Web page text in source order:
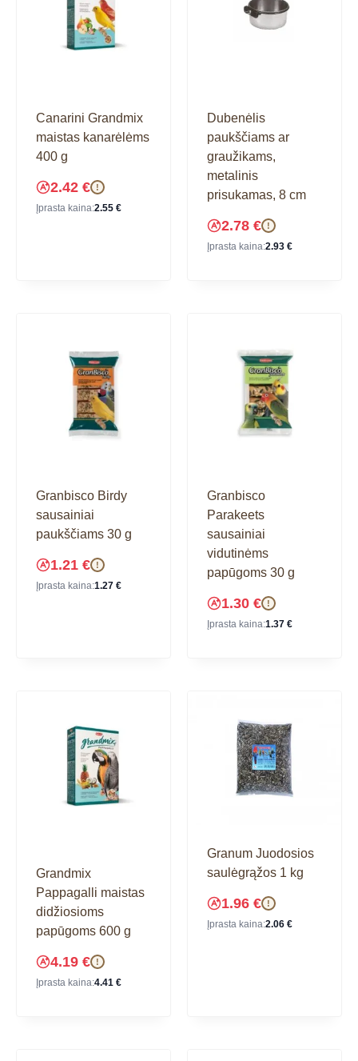
Canarini Grandmix
maistas kanarėlėms
400 g
2.42 € !
Įprasta kaina:2.55 €
Dubenėlis
paukščiams ar
graužikams,
metalinis
prisukamas, 8 cm
2.78 € !
Įprasta kaina:2.93 €
Granbisco Birdy
sausainiai
paukščiams 30 g
1.21 € !
Įprasta kaina:1.27 €
Granbisco
Parakeets
sausainiai
vidutinėms
papūgoms 30 g
1.30 € !
Įprasta kaina:1.37 €
Grandmix
Pappagalli maistas
didžiosioms
papūgoms 600 g
4.19 € !
Įprasta kaina:4.41 €
Granum Juodosios
saulėgrąžos 1 kg
1.96 € !
Įprasta kaina:2.06 €